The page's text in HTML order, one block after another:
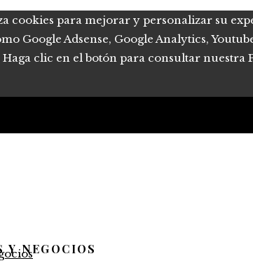
cookies para mejorar y personalizar su
Google Adsense, Google Analytics,
clic en el botón para consultar nuestra
Y NEGOCIOS